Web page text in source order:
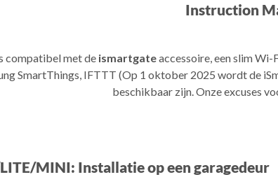
Instruction
compatibel met de ismartgateaccessoire, een slim
SmartThings, IFTTT (Op 1 oktober 2025 wordt de
beschikbaar zijn. Onze excuses
LITE/MINI: Installatie op een garagedeur